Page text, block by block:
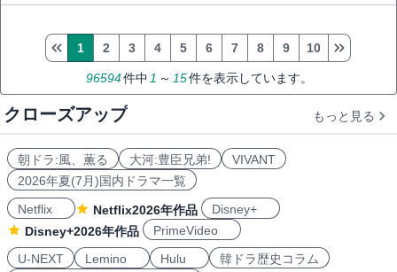
96594件中 1 ～ 15件を表示しています。
1 2 3 4 5 6 7 8 9 10
クローズアップ もっと見る
朝ドラ:風、薫る 大河:豊臣兄弟!
VIVANT
2026年夏(7月)国内ドラマ一覧
Netflix
Netflix2026年作品
Disney+
Disney+2026年作品
PrimeVideo
U-NEXT
Lemino Hulu
韓ドラ歴史コラム